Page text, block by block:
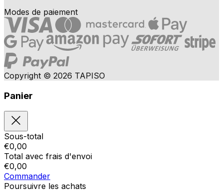
Modes de paiement
Copyright © 2026 TAPISO
Panier
Sous-total
€0,00
Total avec frais d'envoi
€0,00
Commander
Poursuivre les achats